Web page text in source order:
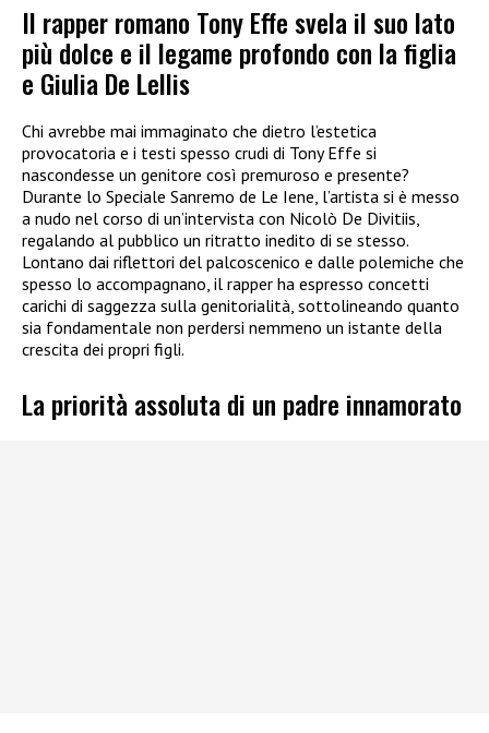
Il rapper romano Tony Effe svela il suo lato
più dolce e il legame profondo con la figlia
e Giulia De Lellis
Chi avrebbe mai immaginato che dietro l’estetica
provocatoria e i testi spesso crudi di Tony Effe si
nascondesse un genitore così premuroso e presente?
Durante lo Speciale Sanremo de Le Iene, l’artista si è messo
a nudo nel corso di un’intervista con Nicolò De Divitiis,
regalando al pubblico un ritratto inedito di se stesso.
Lontano dai riflettori del palcoscenico e dalle polemiche che
spesso lo accompagnano, il rapper ha espresso concetti
carichi di saggezza sulla genitorialità, sottolineando quanto
sia fondamentale non perdersi nemmeno un istante della
crescita dei propri figli.
La priorità assoluta di un padre innamorato